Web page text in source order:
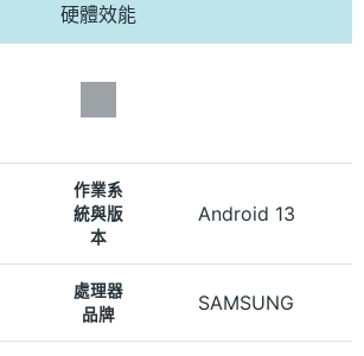
硬體效能
作業系
統與版
本
Android 13
處理器
品牌
SAMSUNG